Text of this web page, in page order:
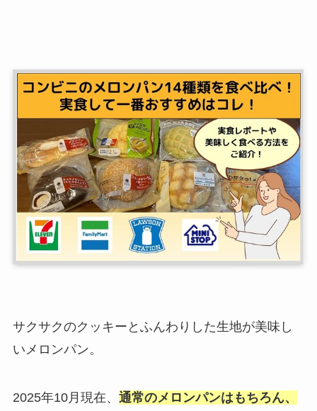
サクサクのクッキーとふんわりした生地が美味し
いメロンパン。
2025年10月現在、 通常のメロンパンはもちろん、